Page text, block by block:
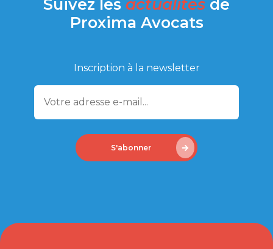
Suivez les actualités de
Proxima Avocats
Inscription à la newsletter
S'abonner